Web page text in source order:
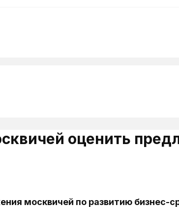
оценить
москвичей по развитию